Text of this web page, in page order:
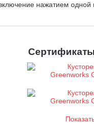
нажатием одной